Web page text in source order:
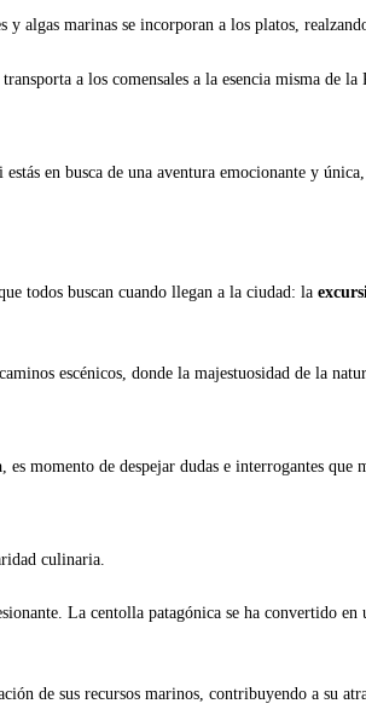
y algas marinas se incorporan a los platos,
a los comensales a la esencia misma de la
en busca de una aventura emocionante y
todos buscan cuando llegan a la ciudad: la
escénicos, donde la majestuosidad de la
, es momento de despejar dudas e interrogantes
culinaria.
La centolla patagónica se ha convertido
de sus recursos marinos, contribuyendo a su